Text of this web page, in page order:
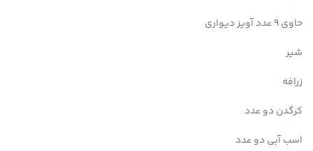
حاوی 9 عدد آویز دیواری
شیر
زرافه
کرگدن دو عدد
اسب آبی دو عدد